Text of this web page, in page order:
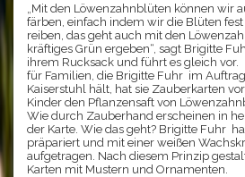
„Mit den Löwenzahnblüten können wir
färben, einfach indem wir die Blüten
reiben, das geht auch mit den
kräftiges Grün ergeben“, sagt Brigitte
ihrem Rucksack und führt es gleich vor.
für Familien, die Brigitte Fuhr im
Kaiserstuhl hält, hat sie Zauberkarten
Kinder den Pflanzensaft von
Wie durch Zauberhand erscheinen in
der Karte. Wie das geht? Brigitte Fuhr
präpariert und mit einer weißen
aufgetragen. Nach diesem Prinzip
Karten mit Mustern und Ornamenten.